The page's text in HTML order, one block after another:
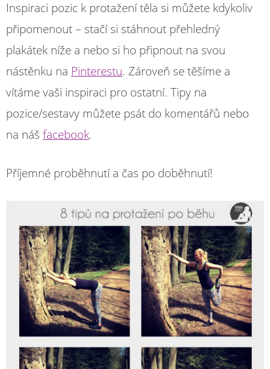
Inspiraci pozic k protažení těla si můžete kdykoliv
připomenout – stačí si stáhnout přehledný
plakátek níže a nebo si ho připnout na svou
nástěnku na Pinterestu. Zároveň se těšíme a
vítáme vaši inspiraci pro ostatní. Tipy na
pozice/sestavy můžete psát do komentářů nebo
na náš facebook.
Příjemné proběhnutí a čas po doběhnutí!